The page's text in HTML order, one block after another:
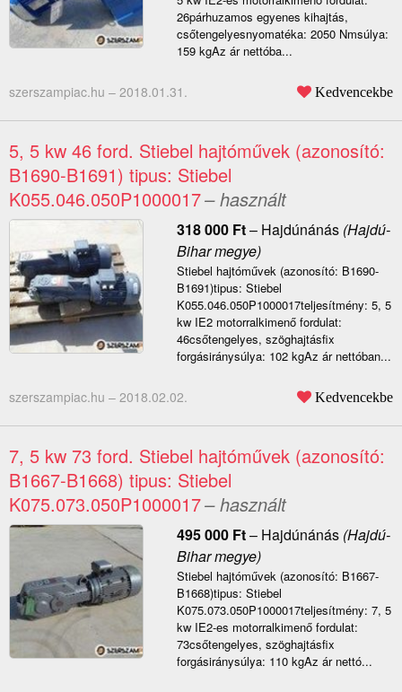
26párhuzamos egyenes kihajtás,
csőtengelyesnyomatéka: 2050 Nmsúlya:
159 kgAz ár nettóba...
szerszampiac.hu – 2018.01.31. Kedvencekbe
5, 5 kw 46 ford. Stiebel hajtóművek (azonosító:
B1690-B1691) tipus: Stiebel
K055.046.050P1000017– használt
318 000 Ft– Hajdúnánás(Hajdú-
Bihar megye)
Stiebel hajtóművek (azonosító: B1690-
B1691)tipus: Stiebel
K055.046.050P1000017teljesítmény: 5, 5
kw IE2 motorralkimenő fordulat:
46csőtengelyes, szöghajtásfix
forgásiránysúlya: 102 kgAz ár nettóban...
szerszampiac.hu – 2018.02.02. Kedvencekbe
7, 5 kw 73 ford. Stiebel hajtóművek (azonosító:
B1667-B1668) tipus: Stiebel
K075.073.050P1000017– használt
495 000 Ft– Hajdúnánás(Hajdú-
Bihar megye)
Stiebel hajtóművek (azonosító: B1667-
B1668)tipus: Stiebel
K075.073.050P1000017teljesítmény: 7, 5
kw IE2-es motorralkimenő fordulat:
73csőtengelyes, szöghajtásfix
forgásiránysúlya: 110 kgAz ár nettó...